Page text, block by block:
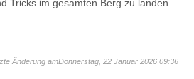
Tricks im gesamten Berg zu landen.
Änderung amDonnerstag, 22 Januar 2026 09:36